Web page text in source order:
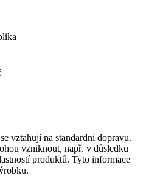
vztahují na standardní dopravu.
vzniknout, např. v důsledku
produktů. Tyto informace